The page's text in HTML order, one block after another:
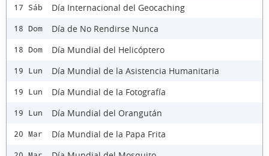
17 Sáb Día Internacional del Geocaching
18 Dom Día de No Rendirse Nunca
18 Dom Día Mundial del Helicóptero
19 Lun Día Mundial de la Asistencia Humanitaria
19 Lun Día Mundial de la Fotografía
19 Lun Día Mundial del Orangután
20 Mar Día Mundial de la Papa Frita